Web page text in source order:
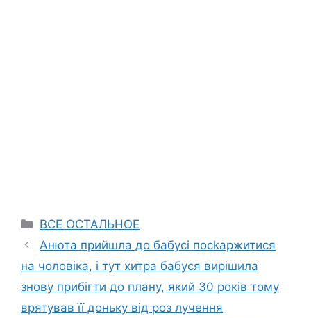
Categories
ВСЕ ОСТАЛЬНОЕ
Анюта прийшла до бабусі посkаржитися
на чоловіка, і тут хитра бабуся вирішила
знову прибігти до плану, який 30 років тому
врятував її доньку від роз лучення